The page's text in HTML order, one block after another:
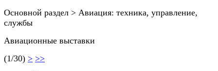
Основной раздел > Авиация: техника, управление,
службы
Авиационные выставки
(1/30) > >>